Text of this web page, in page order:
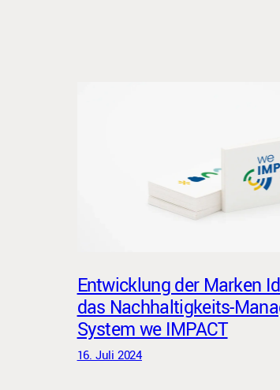
Entwicklung der Marken
das Nachhaltigkeits-
System we IMPACT
16. Juli 2024